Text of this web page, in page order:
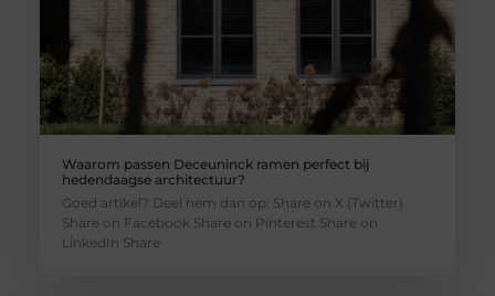
Waarom passen Deceuninck ramen perfect bij
hedendaagse architectuur?
Goed artikel? Deel hem dan op: Share on X (Twitter)
Share on Facebook Share on Pinterest Share on
LinkedIn Share